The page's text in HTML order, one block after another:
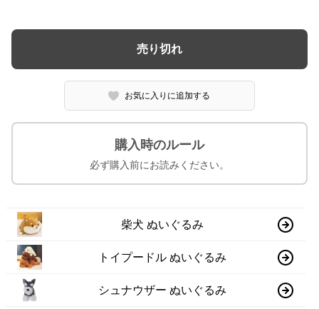
売り切れ
お気に入りに追加する
購入時のルール
必ず購入前にお読みください。
柴犬 ぬいぐるみ
トイプードル ぬいぐるみ
シュナウザー ぬいぐるみ